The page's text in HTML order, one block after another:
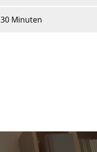
30 Minuten